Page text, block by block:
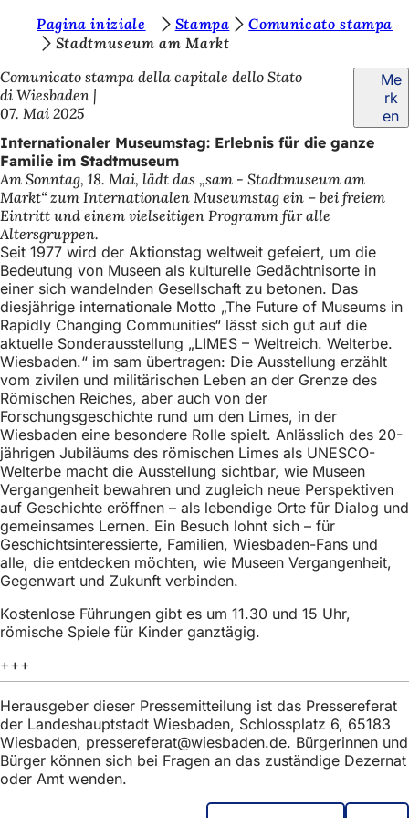
Inhalt anspringen
e
b
e
f
i
n
d
e
n
s
i
c
h
h
i
e
r
:
Pagina iniziale Stampa
Comunicato stampa
Stadtmuseum am Markt
Comunicato stampa della capitale dello Stato
di Wiesbaden
07. Mai 2025
Me
rk
en
Internationaler Museumstag: Erlebnis für die ganze
Familie im Stadtmuseum
Am Sonntag, 18. Mai, lädt das „sam - Stadtmuseum am
Markt“ zum Internationalen Museumstag ein – bei freiem
Eintritt und einem vielseitigen Programm für alle
Altersgruppen.
Seit 1977 wird der Aktionstag weltweit gefeiert, um die
Bedeutung von Museen als kulturelle Gedächtnisorte in
einer sich wandelnden Gesellschaft zu betonen. Das
diesjährige internationale Motto „The Future of Museums in
Rapidly Changing Communities“ lässt sich gut auf die
aktuelle Sonderausstellung „LIMES – Weltreich. Welterbe.
Wiesbaden.“ im sam übertragen: Die Ausstellung erzählt
vom zivilen und militärischen Leben an der Grenze des
Römischen Reiches, aber auch von der
Forschungsgeschichte rund um den Limes, in der
Wiesbaden eine besondere Rolle spielt. Anlässlich des 20-
jährigen Jubiläums des römischen Limes als UNESCO-
Welterbe macht die Ausstellung sichtbar, wie Museen
Vergangenheit bewahren und zugleich neue Perspektiven
auf Geschichte eröffnen – als lebendige Orte für Dialog und
gemeinsames Lernen. Ein Besuch lohnt sich – für
Geschichtsinteressierte, Familien, Wiesbaden-Fans und
alle, die entdecken möchten, wie Museen Vergangenheit,
Gegenwart und Zukunft verbinden.
Kostenlose Führungen gibt es um 11.30 und 15 Uhr,
römische Spiele für Kinder ganztägig.
+++
Herausgeber dieser Pressemitteilung ist das Pressereferat
der Landeshauptstadt Wiesbaden, Schlossplatz 6, 65183
Wiesbaden, pressereferat wiesbaden de. Bürgerinnen und
Bürger können sich bei Fragen an das zuständige Dezernat
oder Amt wenden.